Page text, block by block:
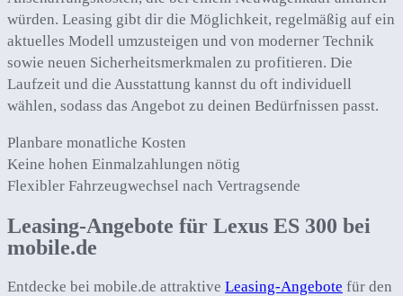
würden. Leasing gibt dir die Möglichkeit, regelmäßig auf ein
aktuelles Modell umzusteigen und von moderner Technik
sowie neuen Sicherheitsmerkmalen zu profitieren. Die
Laufzeit und die Ausstattung kannst du oft individuell
wählen, sodass das Angebot zu deinen Bedürfnissen passt.
Planbare monatliche Kosten
Keine hohen Einmalzahlungen nötig
Flexibler Fahrzeugwechsel nach Vertragsende
Leasing-Angebote für Lexus ES 300 bei
mobile.de
Entdecke bei mobile.de attraktive Leasing-Angebote für den